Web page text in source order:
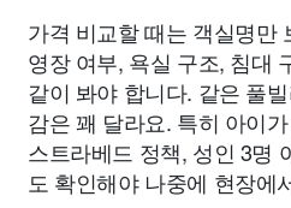
가격 비교할 때는 객실명만
영장 여부, 욕실 구조, 침대
같이 봐야 합니다. 같은 풀
감은 꽤 달라요. 특히 아이
스트라베드 정책, 성인 3명
도 확인해야 나중에 현장에